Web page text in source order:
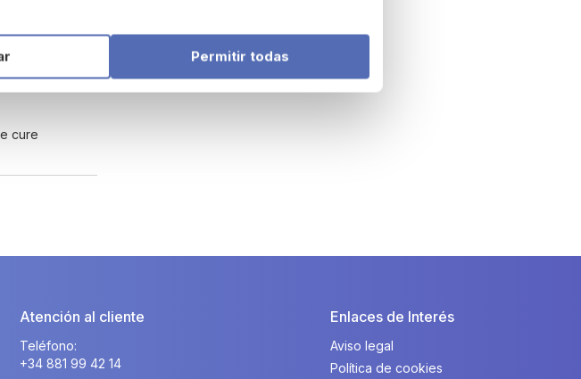
los niños
cure
Permitir todas
Atención al cliente
Teléfono:
+34 881 99 42 14
Enlaces de Interés
Aviso legal
Política de cookies